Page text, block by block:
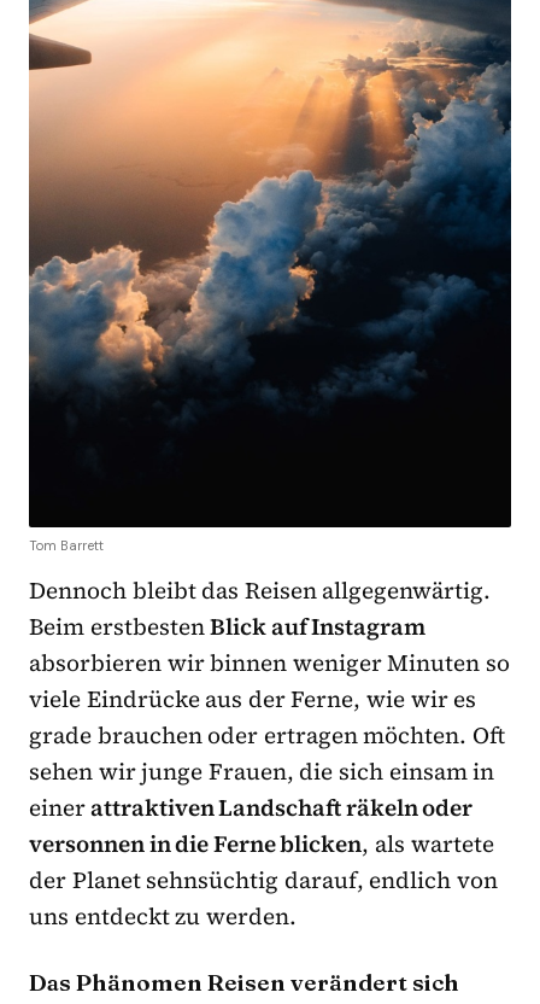
Tom Barrett
Dennoch bleibt das Reisen allgegenwärtig.
Beim erstbestenBlick auf Instagram
absorbieren wir binnen weniger Minuten so
viele Eindrücke aus der Ferne, wie wir es
grade brauchen oder ertragen möchten. Oft
sehen wir junge Frauen, die sich einsam in
einerattraktiven Landschaft räkeln oder
versonnen in die Ferne blicken, als wartete
der Planet sehnsüchtig darauf, endlich von
uns entdeckt zu werden.
Das Phänomen Reisen verändert sich